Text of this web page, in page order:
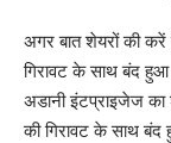
अगर बात शेयरों की
गिरावट के साथ बंद
अडानी इंटप्राइजेज का
की गिरावट के साथ